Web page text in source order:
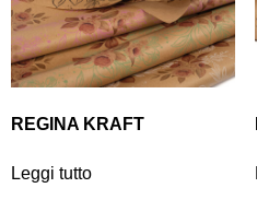
REGINA KRAFT
Leggi tutto